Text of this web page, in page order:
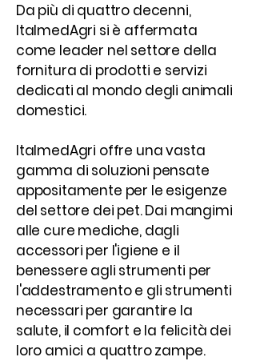
Da più di quattro decenni,
ItalmedAgri si è affermata
come leader nel settore della
fornitura di prodotti e servizi
dedicati al mondo degli animali
domestici.
ItalmedAgri offre una vasta
gamma di soluzioni pensate
appositamente per le esigenze
del settore dei pet. Dai mangimi
alle cure mediche, dagli
accessori per l'igiene e il
benessere agli strumenti per
l'addestramento e gli strumenti
necessari per garantire la
salute, il comfort e la felicità dei
loro amici a quattro zampe.